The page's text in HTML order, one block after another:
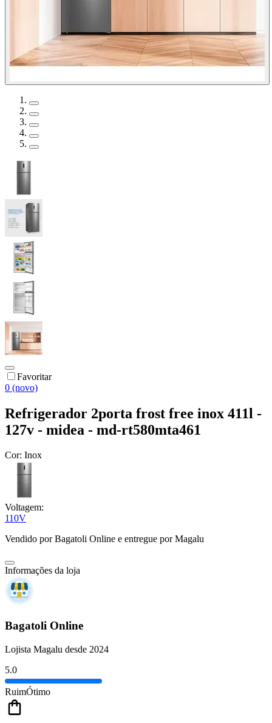
Favoritar
0 (novo)
Refrigerador 2porta frost free inox 411l -
127v - midea - md-rt580mta461
Cor: Inox
Voltagem:
110V
Vendido porBagatoli Online e entregue por Magalu
Informações da loja
Bagatoli Online
Lojista Magalu desde 2024
5.0
RuimÓtimo